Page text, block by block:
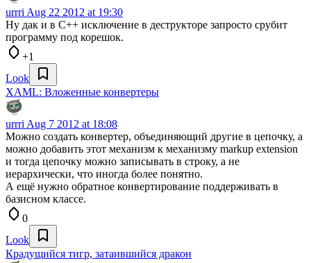
urrri Aug 22 2012 at 19:30
Ну дак и в С++ исключение в деструкторе запросто срубит
программу под корешок.
+1
Look
XAML: Вложенные конвертеры
urrri Aug 7 2012 at 18:08
Можно создать конвертер, объединяющий другие в цепочку, а
можно добавить этот механизм к механизму markup extension
и тогда цепочку можно записывать в строку, а не
иерархически, что иногда более понятно.
А ещё нужно обратное конвертирование поддерживать в
базисном классе.
0
Look
Крадущийся тигр, затаившийся дракон